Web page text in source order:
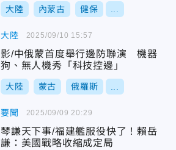
大陸 內蒙古 健保
大陸
影/中俄蒙首度舉行邊防聯演 機器
狗、無人機秀「科技控邊」
大陸 蒙古 俄羅斯
2025/09/10 15:57
要聞
琴謙天下事/福建艦服役快了！賴岳
謙：美國戰略收縮成定局
2025/09/09 20:29